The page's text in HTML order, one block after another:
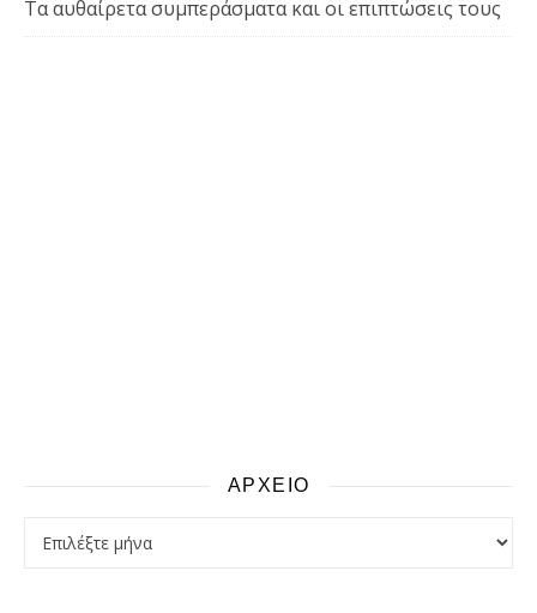
Τα αυθαίρετα συμπεράσματα και οι επιπτώσεις τους
ΑΡΧΕΙΟ